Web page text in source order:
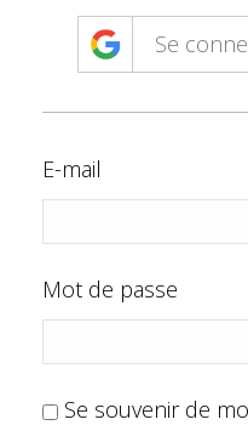
Se
E-mail
Mot de passe
Se souvenir de